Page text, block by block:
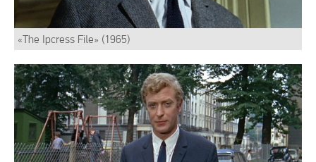
«The Ipcress File» (1965)